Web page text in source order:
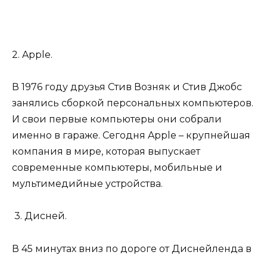
2. Apple.
В 1976 году друзья Стив Возняк и Стив Джобс
занялись сборкой персональных компьютеров.
И свои первые компьютеры они собрали
именно в гараже. Сегодня Apple – крупнейшая
компания в мире, которая выпускает
современные компьютеры, мобильные и
мультимедийные устройства.
3. Дисней.
В 45 минутах вниз по дороге от Диснейленда в